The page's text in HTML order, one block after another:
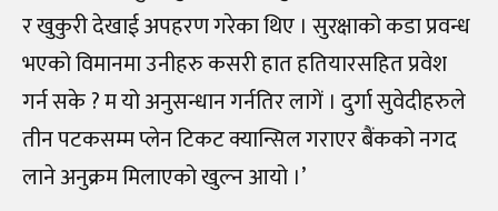
र खुकुरी देखाई अपहरण गरेका थिए । सुरक्षाको कडा प्रवन्ध
भएको विमानमा उनीहरु कसरी हात हतियारसहित प्रवेश
गर्न सके ? म यो अनुसन्धान गर्नतिर लागें । दुर्गा सुवेदीहरुले
तीन पटकसम्म प्लेन टिकट क्यान्सिल गराएर बैंकको नगद
लाने अनुक्रम मिलाएको खुल्न आयो ।’